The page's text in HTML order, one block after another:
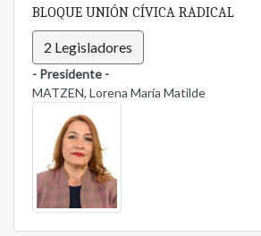
BLOQUE UNIÓN CÍVICA RADICAL
2 Legisladores
- Presidente -
MATZEN, Lorena María Matilde